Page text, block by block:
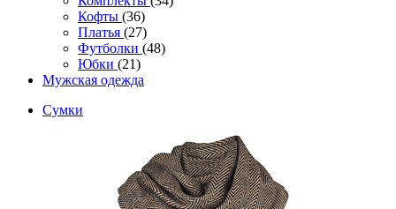
Кофты (36)
Платья (27)
Футболки (48)
Юбки (21)
Мужская одежда
Сумки